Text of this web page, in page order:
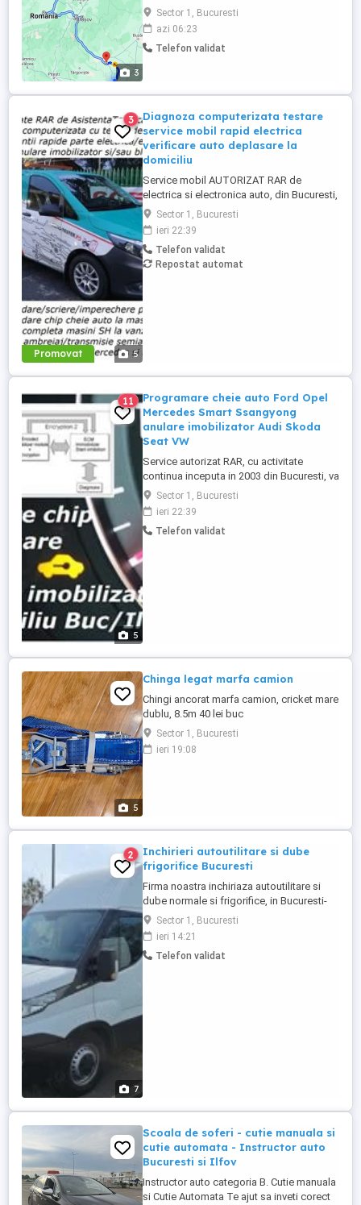
3
Mobila Mutari Locuinte Relocari Birouri
Transport Obiecte Voluminoase De ce sa
Ne Alegeti Profesionalism Echipa noastra
este formată din profesionisti cu
Sector 1, Bucuresti
azi 06:23
Telefon validat
Promovat 5
3
Diagnoza computerizata testare
service mobil rapid electrica
verificare auto deplasare la
domiciliu
Service mobil AUTORIZAT RAR de
electrica si electronica auto, din Bucuresti,
cu activitate continua din 2003, punem la
dispozitia posesorilor utlizatorilor de
masini devenite NEDEPLASABILE pana la
o unitate service, din considerente
tehnice, servicii de asistenta tehnica auto,
Sector 1, Bucuresti
ieri 22:39
Telefon validat
Repostat automat
5
11
Programare cheie auto Ford Opel
Mercedes Smart Ssangyong
anulare imobilizator Audi Skoda
Seat VW
Service autorizat RAR, cu activitate
continua inceputa in 2003 din Bucuresti, va
ofera pentru autoturisme si autoutilitare
devenite nedeplasabile, din considerente
de imobilizare electronica servicii de: -
diagnoza auto computerizata avansata si
Sector 1, Bucuresti
ieri 22:39
Telefon validat
5
Chinga legat marfa camion
Chingi ancorat marfa camion, cricket mare
dublu, 8.5m 40 lei buc
Sector 1, Bucuresti
ieri 19:08
7
2
Inchirieri autoutilitare si dube
frigorifice Bucuresti
Firma noastra inchiriaza autoutilitare si
dube normale si frigorifice, in Bucuresti-
zona Mall Baneasa - Otopeni, atat
persoanelor fizice cat si celor juridice.
ASISTENTA RUTIERA IN TOATA UNIUNEA
EUROPEANA INCHIRIERE PE
Sector 1, Bucuresti
ieri 14:21
Telefon validat
Scoala de soferi - cutie manuala si
cutie automata - Instructor auto
Bucuresti si Ilfov
Instructor auto categoria B. Cutie manuala
si Cutie Automata Te ajut sa inveti corect